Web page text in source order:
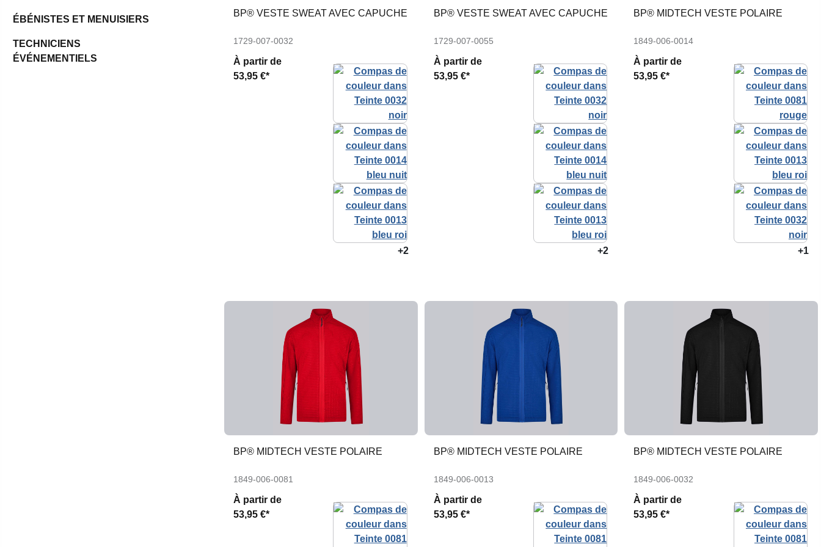
ÉBÉNISTES ET MENUISIERS
TECHNICIENS
ÉVÉNEMENTIELS
BP® VESTE SWEAT AVEC CAPUCHE
1729-007-0032
À partir de
53,95 €*
+2
BP® VESTE SWEAT AVEC CAPUCHE
1729-007-0055
À partir de
53,95 €*
+2
BP® MIDTECH VESTE POLAIRE
1849-006-0014
À partir de
53,95 €*
+1
BP® MIDTECH VESTE POLAIRE
1849-006-0081
À partir de
53,95 €*
BP® MIDTECH VESTE POLAIRE
1849-006-0013
À partir de
53,95 €*
BP® MIDTECH VESTE POLAIRE
1849-006-0032
À partir de
53,95 €*